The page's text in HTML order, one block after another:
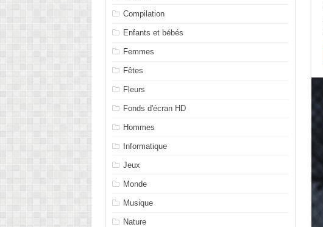
Compilation
Enfants et bébés
Femmes
Fêtes
Fleurs
Fonds d'écran HD
Hommes
Informatique
Jeux
Monde
Musique
Nature